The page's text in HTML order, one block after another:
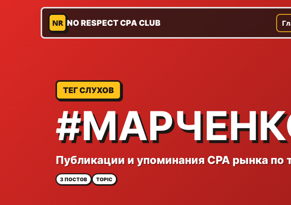
NR NO RESPECT CPA CLUB
ТЕГ СЛУХОВ
Публикации и упоминания CPA рынка по
3 ПОСТОВ TOPIC